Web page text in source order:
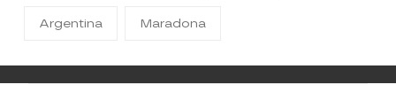
Argentina Maradona